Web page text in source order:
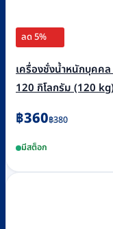
ลด 5%
เครื่องชั่งน้ำหนักบุคค
120 กิโลกรัม (120
฿380
Original
was:
฿380.
฿360
Current
is:
฿360.
มีสต็อก